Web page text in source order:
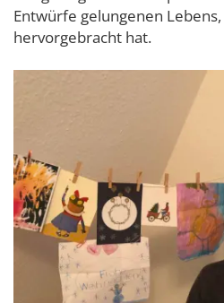
Entwürfe gelungenen
hervorgebracht hat.